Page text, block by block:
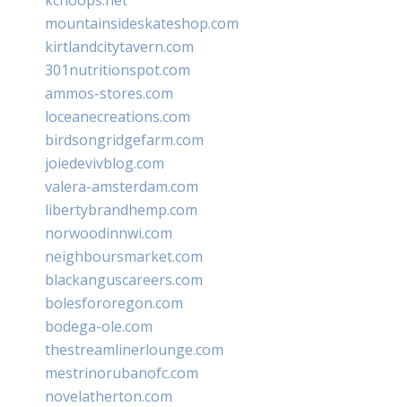
mountainsideskateshop.com
kirtlandcitytavern.com
301nutritionspot.com
ammos-stores.com
loceanecreations.com
birdsongridgefarm.com
joiedevivblog.com
valera-amsterdam.com
libertybrandhemp.com
norwoodinnwi.com
neighboursmarket.com
blackanguscareers.com
bolesfororegon.com
bodega-ole.com
thestreamlinerlounge.com
mestrinorubanofc.com
novelatherton.com